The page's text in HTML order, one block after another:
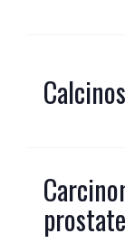
prostate